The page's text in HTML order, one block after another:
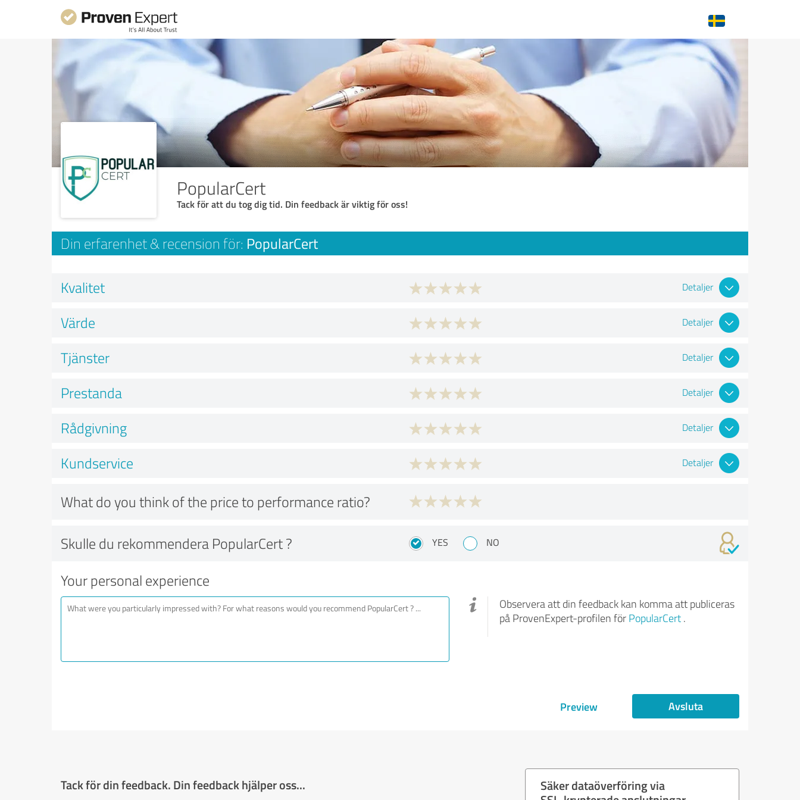
PopularCert
Tack för att du tog dig tid. Din feedback är viktig för oss!
Din erfarenhet & recension för: PopularCert
Kvalitet Detaljer
Värde Detaljer
Tjänster Detaljer
Prestanda Detaljer
Rådgivning Detaljer
Kundservice Detaljer
What do you think of the price to performance ratio?
Skulle du rekommendera PopularCert ? YES NO
Your personal experience
Observera att din feedback kan komma att publiceras
på ProvenExpert-profilen för PopularCert.
Preview Avsluta
Tack för din feedback. Din feedback hjälper oss...
Säker dataöverföring via